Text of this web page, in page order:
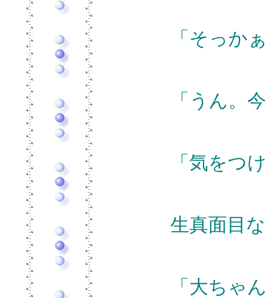
「そっか
「うん。
「気をつ
生真面目
「大ちゃ